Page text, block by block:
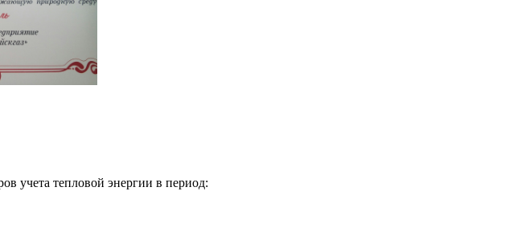
учета тепловой энергии в период: